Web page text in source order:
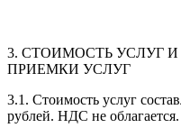
3. СТОИМОСТЬ УСЛУГ
ПРИЕМКИ УСЛУГ
3.1. Стоимость услуг
рублей. НДС не облагается.